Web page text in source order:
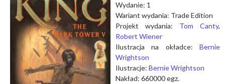
Wydanie: 1
Wariant wydania: Trade Edition
Projekt wydania: Tom Canty,
Robert Wiener
Ilustracja na okładce: Bernie
Wrightson
Ilustracje: Bernie Wrightson
Nakład: 660000 egz.